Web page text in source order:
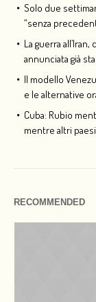
Solo due
“senza
La guerra
annunciata già
Il modello
e le alternative
Cuba: Rubio
mentre altri
RECOMMENDED